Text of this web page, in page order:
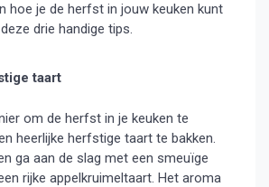
hoe je de herfst in jouw keuken kunt
drie handige tips.
taart
om de herfst in je keuken te
heerlijke herfstige taart te bakken.
ga aan de slag met een smeuïge
rijke appelkruimeltaart. Het aroma